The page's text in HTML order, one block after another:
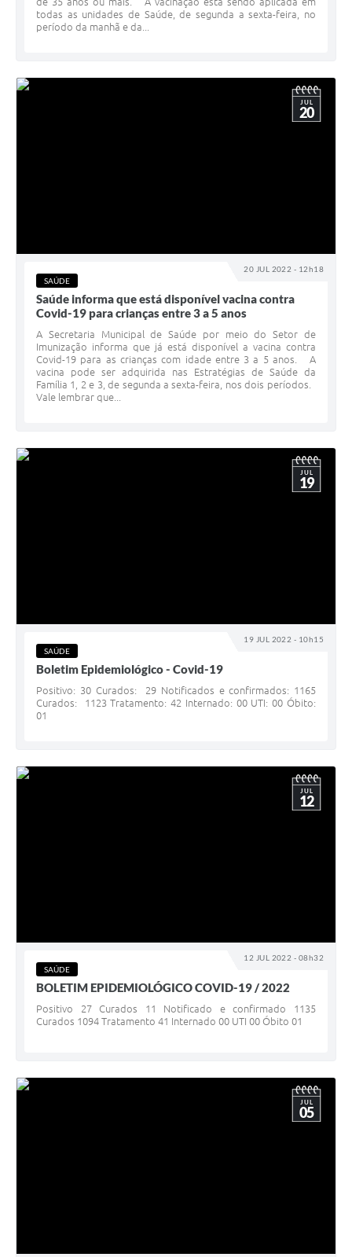
todas as unidades de Saúde, de segunda a sexta-feira, no
período da manhã e da...
20 JUL 2022 - 12h18
JUL
20
SAÚDE
Saúde informa que está disponível vacina contra
Covid-19 para crianças entre 3 a 5 anos
A Secretaria Municipal de Saúde por meio do Setor de
Imunização informa que já está disponível a vacina contra
Covid-19 para as crianças com idade entre 3 a 5 anos. A
vacina pode ser adquirida nas Estratégias de Saúde da
Família 1, 2 e 3, de segunda a sexta-feira, nos dois períodos.
Vale lembrar que...
19 JUL 2022 - 10h15
JUL
19
SAÚDE
Boletim Epidemiológico - Covid-19
Positivo: 30 Curados: 29 Notificados e confirmados: 1165
Curados: 1123 Tratamento: 42 Internado: 00 UTI: 00 Óbito:
01
12 JUL 2022 - 08h32
JUL
12
SAÚDE
BOLETIM EPIDEMIOLÓGICO COVID-19 / 2022
Positivo 27 Curados 11 Notificado e confirmado 1135
Curados 1094 Tratamento 41 Internado 00 UTI 00 Óbito 01
JUL
05